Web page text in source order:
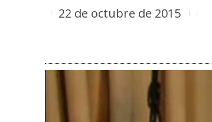
22 de octubre de 2015